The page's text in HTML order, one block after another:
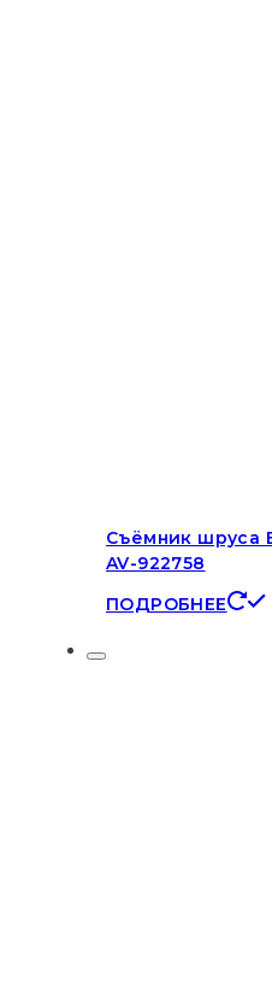
Съёмник шруса
AV-922758
ПОДРОБНЕЕ